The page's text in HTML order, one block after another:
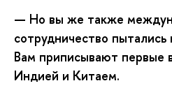
— Но вы же также
сотрудничество
Вам приписывают первые
Индией и Китаем.